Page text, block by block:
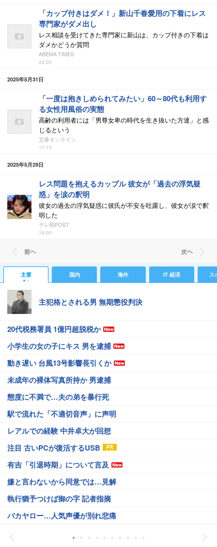
「カップ付きはダメ！」新山千春愛用の下着にレス
専門家がダメ出し
レス相談を受けてきた専門家に新山は、カップ付きの下着は
ダメかどうか質問
ABEMA TIMES
23:00
2025年5月31日
「一度は抱きしめられてみたい」60～80代も利用す
る女性用風俗の実態
高齢の利用者には「男尊女卑の時代を生き抜いた方達」と感
じるという
文春オンライン
17:15
2025年5月29日
レス問題を抱えるカップル 彼女が「過去の浮気疑
惑」を涙の釈明
彼女の過去の浮気疑惑に彼氏が不安を吐露し、彼女が涙で釈
明した
テレ朝POST
19:00
前ヘ 次ヘ
主要 国内 海外 IT 経済 ス
主犯格とされる男 無期懲役判決
20代税務署員 1億円超脱税か
小学生の女の子にキス 男を逮捕
動き遅い 台風13号影響長引くか
未成年の裸体写真所持か 男逮捕
態度に不満で…夫の弟を暴行死
駅で流れた「不適切音声」に声明
レアルでの経験 中井卓大が回想
注目 古いPCが復活するUSB
有吉「引退時期」について言及
嫌と言わないから同意では…見解
執行猶予つけば御の字 記者指摘
バカヤロー…人気声優が別れ悲痛